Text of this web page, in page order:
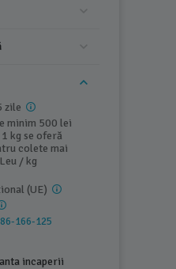
zile
minim 500 lei
kg se oferă
colete mai
/ kg
(UE)
166-125
incaperii